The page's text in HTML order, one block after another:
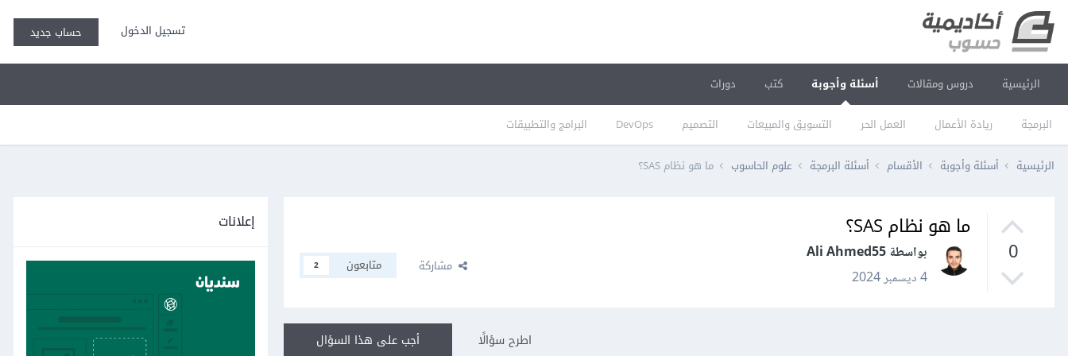
تسجيل الدخول حساب جديد
الرئيسية دروس ومقالات أسئلة وأجوبة
البرمجة ريادة الأعمال العمل الحر التسويق والمبيعات التصميم DevOps البرامج والتطبيقات
كتب دورات
الرئيسية أسئلة وأجوبة الأقسام أسئلة البرمجة علوم الحاسوب ما هو نظام SAS؟
0
ما هو نظام SAS؟
بواسطة Ali Ahmed55
4 ديسمبر 2024
مشاركة متابعون 2
أجب على هذا السؤال اطرح سؤالًا
إعلانات